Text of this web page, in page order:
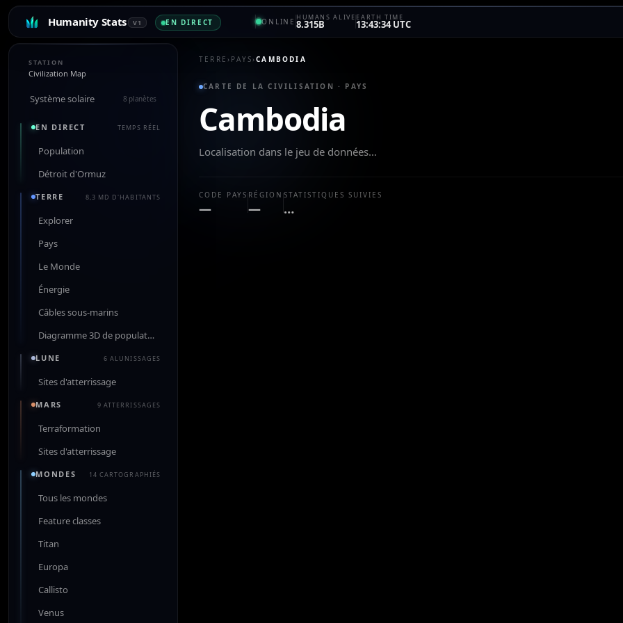
Humanity Stats V1 EN DIRECT ONLINE HUMANS ALIVE
8.315B
EARTH TIME
13:43:34 UTC
STATION
Civilization Map
Système solaire 8 planètes
EN DIRECT TEMPS RÉEL
Population
Détroit d'Ormuz
TERRE 8,3 MD D'HABITANTS
Explorer
Pays
Le Monde
Énergie
Câbles sous-marins
Diagramme 3D de population
LUNE 6 ALUNISSAGES
Sites d'atterrissage
MARS 9 ATTERRISSAGES
Terraformation
Sites d'atterrissage
MONDES 14 CARTOGRAPHIÉS
Tous les mondes
Feature classes
Titan
Europa
Callisto
Venus
TERRE › PAYS›CAMBODIA
CARTE DE LA CIVILISATION · PAYS
Cambodia
Localisation dans le jeu de données…
CODE PAYS
—
RÉGION
—
STATISTIQUES SUIVIES
…